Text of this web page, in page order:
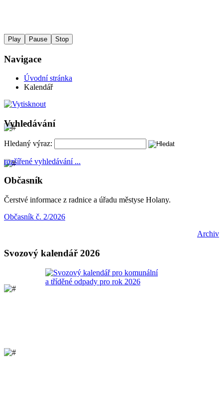
Play Pause Stop
Navigace
Úvodní stránka
Kalendář
Vyhledávání
Hledaný výraz:
rozšířené vyhledávání ...
Občasník
Čerstvé informace z radnice a úřadu městyse Holany.
Občasník č. 2/2026
Archiv
Svozový kalendář 2026